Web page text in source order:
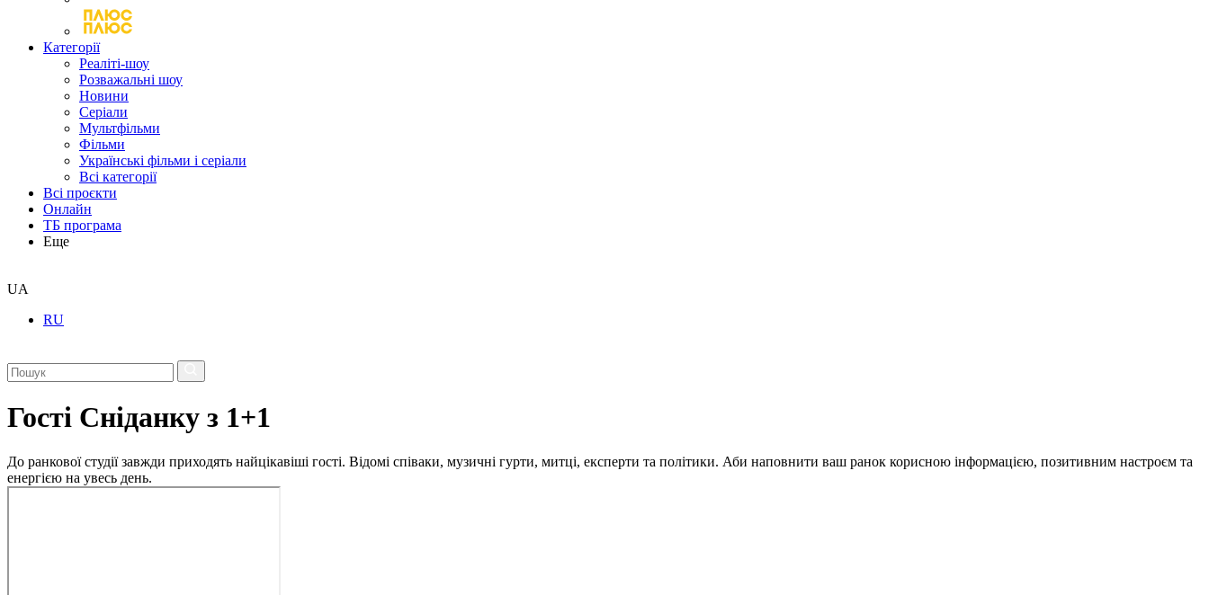
Категорії
Реаліті-шоу
Розважальні шоу
Новини
Серіали
Мультфільми
Фільми
Українські фільми і серіали
Всі категорії
Всі проєкти
Онлайн
ТБ програма
Еще
UA
RU
Гості Сніданку з 1+1
До ранкової студії завжди приходять найцікавіші гості. Відомі співаки, музичні гурти, митці, експерти та політики. Аби наповнити ваш ранок корисною інформацією, позитивним настроєм та
енергією на увесь день.